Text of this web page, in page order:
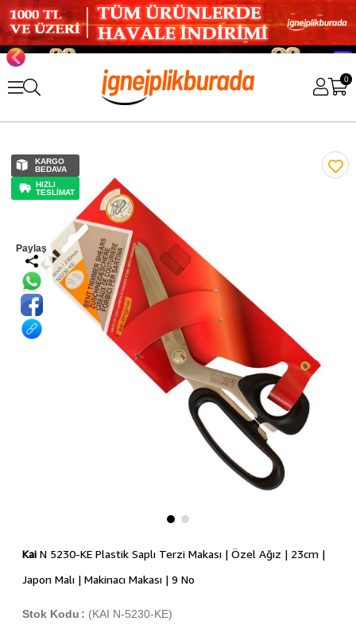
0
KARGO
BEDAVA
HIZLI
TESLİMAT
Paylaş
KaiN 5230-KE Plastik Saplı Terzi Makası | Özel Ağız | 23cm |
Japon Malı | Makinacı Makası | 9 No
(KAI N-5230-KE)
Stok Kodu